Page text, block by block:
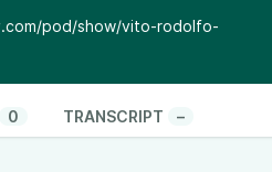
pod/show/vito-rodolfo-
0 TRANSCRIPT –